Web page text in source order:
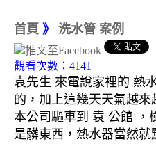
首頁 》 洗水管 案例
觀看次數：4141
袁先生 來電說家裡的 熱
的，加上這幾天天氣越來
本公司驅車到 袁 公館 ，
是髒東西，熱水器當然就